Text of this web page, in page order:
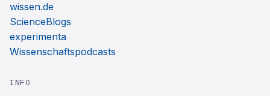
wissen.de
ScienceBlogs
experimenta
Wissenschaftspodcasts
INFO